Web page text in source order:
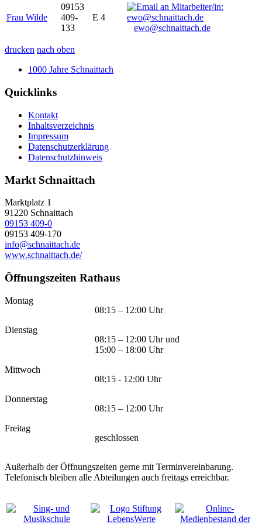
Frau Wilde
09153
409-
133
E 4
ewo@schnaittach.de
drucken nach oben
1000 Jahre Schnaittach
Quicklinks
Kontakt
Inhaltsverzeichnis
Impressum
Datenschutzerklärung
Datenschutzhinweis
Markt Schnaittach
Marktplatz 1
91220 Schnaittach
09153 409-0
09153 409-170
info@schnaittach.de
www.schnaittach.de/
Öffnungszeiten Rathaus
Montag
08:15 – 12:00 Uhr
Dienstag
08:15 – 12:00 Uhr und
15:00 – 18:00 Uhr
Mittwoch
08:15 - 12:00 Uhr
Donnerstag
08:15 – 12:00 Uhr
Freitag
geschlossen
Außerhalb der Öffnungszeiten gerne mit Terminvereinbarung.
Telefonisch bleiben alle Abteilungen auch freitags erreichbar.